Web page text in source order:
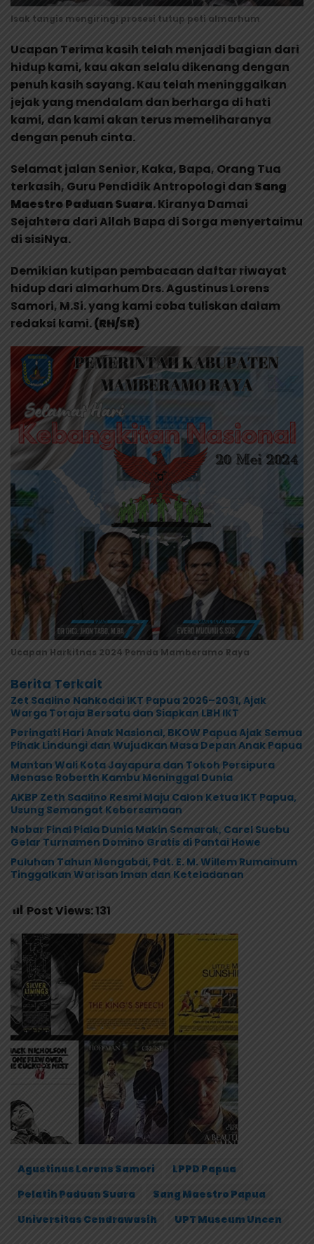
Isak tangis mengiringi prosesi tutup peti almarhum
Ucapan Terima kasih telah menjadi bagian dari
hidup kami, kau akan selalu dikenang dengan
penuh kasih sayang. Kau telah meninggalkan
jejak yang mendalam dan berharga di hati
kami, dan kami akan terus memeliharanya
dengan penuh cinta.
Selamat jalan Senior, Kaka, Bapa, Orang Tua
terkasih, Guru Pendidik Antropologi dan Sang
Maestro Paduan Suara. Kiranya Damai
Sejahtera dari Allah Bapa di Sorga menyertaimu
di sisiNya.
Demikian kutipan pembacaan daftar riwayat
hidup dari almarhum Drs. Agustinus Lorens
Samori, M.Si. yang kami coba tuliskan dalam
redaksi kami.(RH/SR)
Ucapan Harkitnas 2024 Pemda Mamberamo Raya
Berita Terkait
Zet Saalino Nahkodai IKT Papua 2026–2031, Ajak
Warga Toraja Bersatu dan Siapkan LBH IKT
Peringati Hari Anak Nasional, BKOW Papua Ajak Semua
Pihak Lindungi dan Wujudkan Masa Depan Anak Papua
Mantan Wali Kota Jayapura dan Tokoh Persipura
Menase Roberth Kambu Meninggal Dunia
AKBP Zeth Saalino Resmi Maju Calon Ketua IKT Papua,
Usung Semangat Kebersamaan
Nobar Final Piala Dunia Makin Semarak, Carel Suebu
Gelar Turnamen Domino Gratis di Pantai Howe
Puluhan Tahun Mengabdi, Pdt. E. M. Willem Rumainum
Tinggalkan Warisan Iman dan Keteladanan
Post Views:131
Agustinus Lorens Samori
LPPD Papua
Pelatih Paduan Suara
Sang Maestro Papua
Universitas Cendrawasih
UPT Museum Uncen